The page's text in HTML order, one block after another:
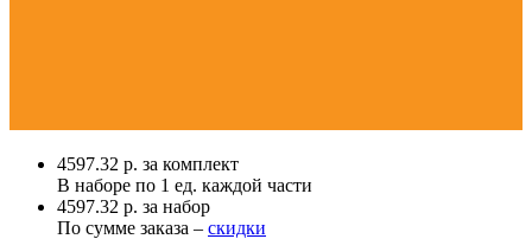
4597.32 р. за комплект
В наборе по 1 ед. каждой части
4597.32 р. за набор
По сумме заказа – скидки